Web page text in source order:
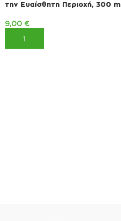
την Ευαίσθητη Περιοχή, 300 ml
9,00 €
ΠΡΟΣΘΉΚΗ ΣΤΟ ΚΑΛΆΘΙ